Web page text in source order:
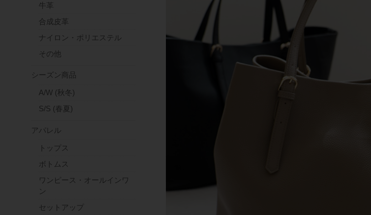
牛革
合成皮革
ナイロン・ポリエステル
その他
シーズン商品
A/W (秋冬)
S/S (春夏)
アパレル
トップス
ボトムス
ワンピース・オールインワ
ン
セットアップ